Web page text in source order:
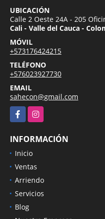
UBICACIÓN
Calle 2 Oeste 24A - 205
Cali - Valle del Cauca -
MÓVIL
+573176424215
TELÉFONO
+576023927730
EMAIL
sahecon@gmail.com
FacebookInstagram
INFORMACIÓN
Inicio
Ventas
Arriendo
Servicios
Blog